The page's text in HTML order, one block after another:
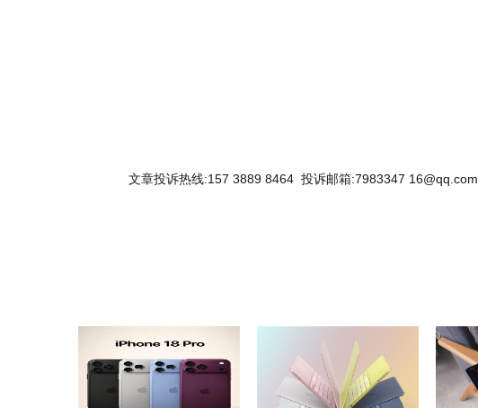
文章投诉热线:157 3889 8464 投诉邮箱:7983347 16@qq.com